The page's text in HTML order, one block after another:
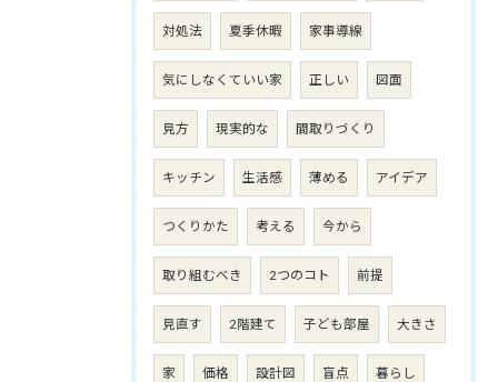
対処法 夏季休暇 家事導線
気にしなくていい家 正しい 図面
見方 現実的な 間取りづくり
キッチン 生活感 薄める アイデア
つくりかた 考える 今から
取り組むべき 2つのコト 前提
見直す 2階建て 子ども部屋 大きさ
家 価格 設計図 盲点 暮らし